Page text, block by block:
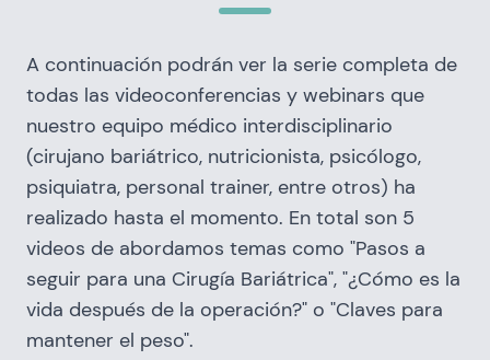
A continuación podrán ver la serie completa de
todas las videoconferencias y webinars que
nuestro equipo médico interdisciplinario
(cirujano bariátrico, nutricionista, psicólogo,
psiquiatra, personal trainer, entre otros) ha
realizado hasta el momento. En total son 5
videos de abordamos temas como "Pasos a
seguir para una Cirugía Bariátrica", "¿Cómo es la
vida después de la operación?" o "Claves para
mantener el peso".